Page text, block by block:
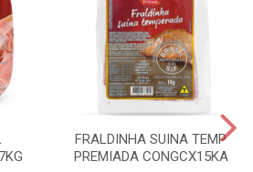
FRALDINHA SUINA TEMP
PREMIADA CONGCX15KA